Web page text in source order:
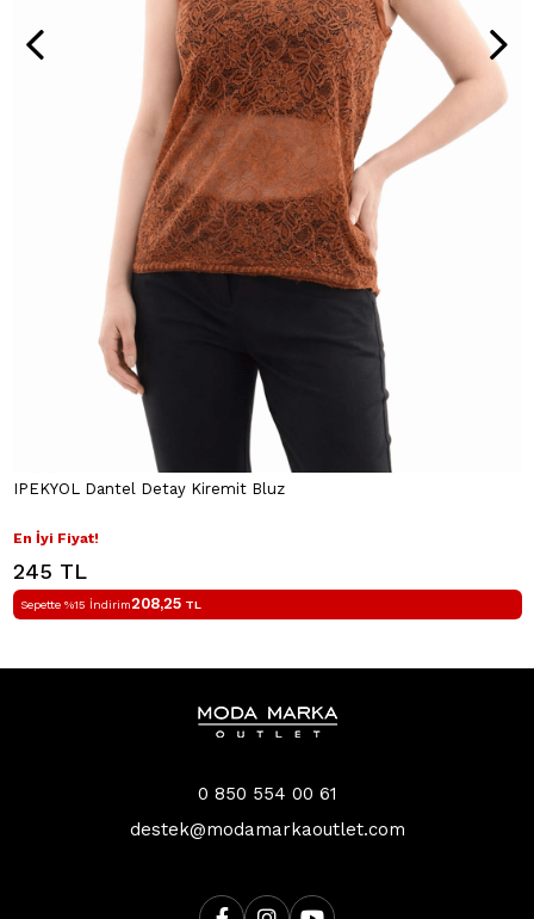
IPEKYOL Dantel Detay Kiremit Bluz
En İyi Fiyat!
245 TL
Sepette %15 İndirim208,25 TL
0 850 554 00 61
destek@modamarkaoutlet.com